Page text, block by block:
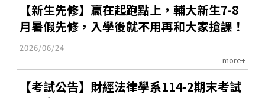
【新生先修】贏在起跑點上，輔大新生7-8
月暑假先修，入學後就不用再和大家搶課！
2026/06/24
more+
【考試公告】財經法律學系114-2期末考試